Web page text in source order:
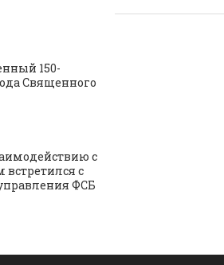
150-
Священного
с
с
ФСБ